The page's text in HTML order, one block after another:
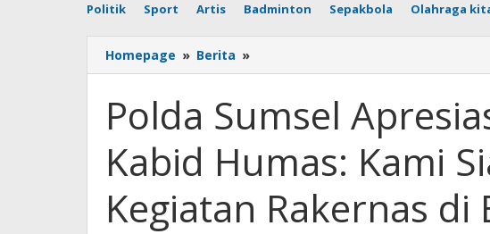
Politik Sport Artis Badminton Sepakbola Olahraga
Homepage » Berita »
Sumsel
Kehadiran
PJS,
Humas:
Siap
Backup
Polda Sumsel
Kabid Humas: Kami
Kegiatan Rakernas di